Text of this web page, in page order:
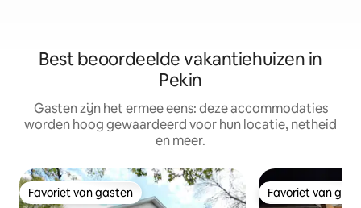
Best beoordeelde vakantiehuizen in
Pekin
Gasten zijn het ermee eens: deze accommodaties
worden hoog gewaardeerd voor hun locatie, netheid
en meer.
Favoriet van gasten
Favoriet van gasten Favoriet van
Favoriet van